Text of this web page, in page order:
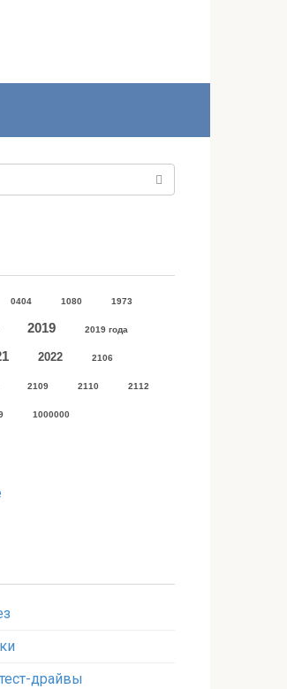
0404 1080 1973
2019 2019 года
2022 2106
2109 2110 2112
1000000
драйвы